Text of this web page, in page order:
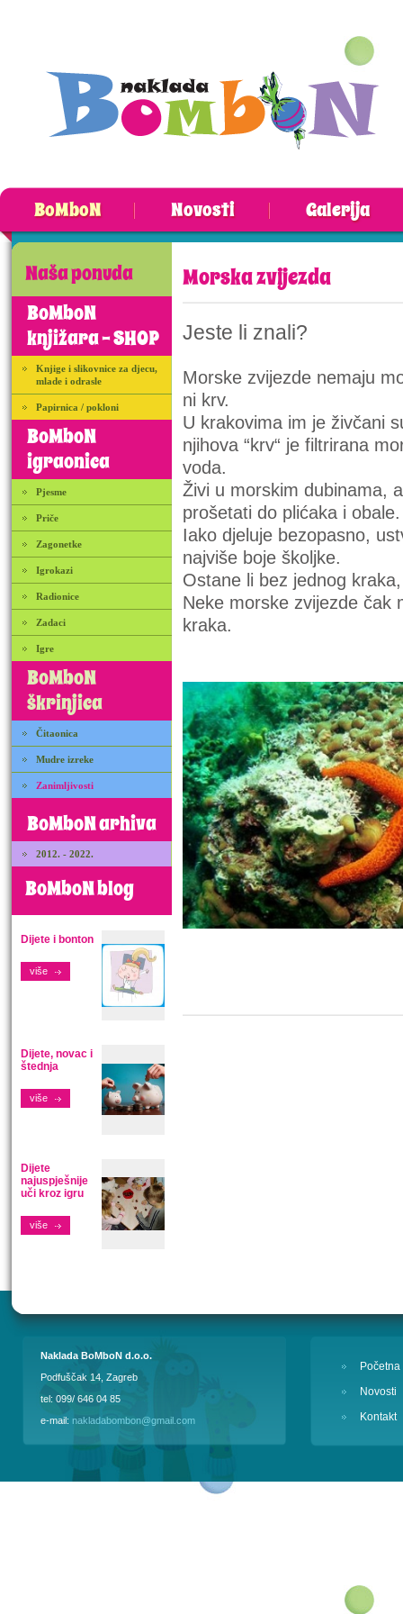
BoMboN Novosti Galerija
Naša ponuda
BoMboN
knjižara - SHOP
Knjige i slikovnice za djecu,
mlade i odrasle
Papirnica / pokloni
BoMboN
igraonica
Pjesme
Priče
Zagonetke
Igrokazi
Radionice
Zadaci
Igre
BoMboN
škrinjica
Čitaonica
Mudre izreke
Zanimljivosti
BoMboN arhiva
2012. - 2022.
BoMboN blog
Dijete i bonton
više
Dijete, novac i
štednja
više
Dijete
najuspješnije
uči kroz igru
više
Morska zvijezda
Jeste li znali?
Morske zvijezde nemaju
ni krv.
U krakovima im je živčani
njihova “krv“ je filtrirana
voda.
Živi u morskim dubinama,
prošetati do plićaka i obale.
Iako djeluje bezopasno,
najviše boje školjke.
Ostane li bez jednog
Neke morske zvijezde čak
kraka.
Naklada BoMboN d.o.o.
Podfuščak 14, Zagreb
tel: 099/ 646 04 85
e-mail: nakladabombon@gmail.com
Početna
Novosti
Kontakt